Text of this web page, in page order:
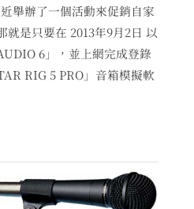
舉辦了一個活動來促銷自家
是只要在 2013年9月2日 以
6」，並上網完成登錄
RIG 5 PRO」音箱模擬軟